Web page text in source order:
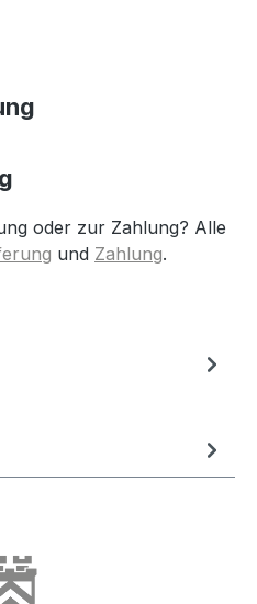
oder zur Zahlung? Alle
und Zahlung.